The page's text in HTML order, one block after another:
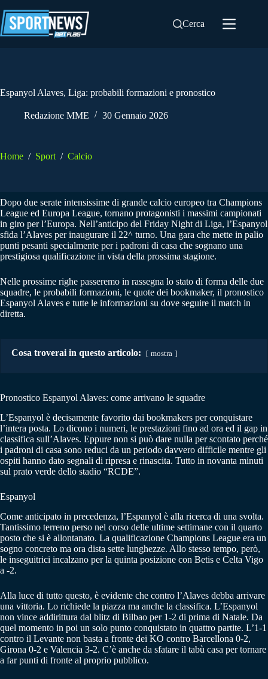
al
contenuto
Cerca
Espanyol Alaves, Liga: probabili formazioni e pronostico
Redazione MME 30 Gennaio 2026
Home / Sport / Calcio
Dopo due serate intensissime di grande calcio europeo tra Champions
League ed Europa League, tornano protagonisti i massimi campionati
in giro per l’Europa. Nell’anticipo del Friday Night di Liga, l’Espanyol
sfida l’Alaves per inaugurare il 22^ turno. Una gara che mette in palio
punti pesanti specialmente per i padroni di casa che sognano una
prestigiosa qualificazione in vista della prossima stagione.
Nelle prossime righe passeremo in rassegna lo stato di forma delle due
squadre, le probabili formazioni, le quote dei bookmaker, il pronostico
Espanyol Alaves e tutte le informazioni su dove seguire il match in
diretta.
Cosa troverai in questo articolo: mostra
Pronostico Espanyol Alaves: come arrivano le squadre
L’Espanyol è decisamente favorito dai bookmakers per conquistare
l’intera posta. Lo dicono i numeri, le prestazioni fino ad ora ed il gap in
classifica sull’Alaves. Eppure non si può dare nulla per scontato perché
i padroni di casa sono reduci da un periodo davvero difficile mentre gli
ospiti hanno dato segnali di ripresa e rinascita. Tutto in novanta minuti
sul prato verde dello stadio “RCDE”.
Espanyol
Come anticipato in precedenza, l’Espanyol è alla ricerca di una svolta.
Tantissimo terreno perso nel corso delle ultime settimane con il quarto
posto che si è allontanato. La qualificazione Champions League era un
sogno concreto ma ora dista sette lunghezze. Allo stesso tempo, però,
le inseguitrici incalzano per la quinta posizione con Betis e Celta Vigo
a -2.
Alla luce di tutto questo, è evidente che contro l’Alaves debba arrivare
una vittoria. Lo richiede la piazza ma anche la classifica. L’Espanyol
non vince addirittura dal blitz di Bilbao per 1-2 di prima di Natale. Da
quel momento in poi un solo punto conquistato in quattro partite. L’1-1
contro il Levante non basta a fronte dei KO contro Barcellona 0-2,
Girona 0-2 e Valencia 3-2. C’è anche da sfatare il tabù casa per tornare
a far punti di fronte al proprio pubblico.